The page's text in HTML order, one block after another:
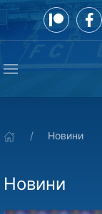
Новини
Новини